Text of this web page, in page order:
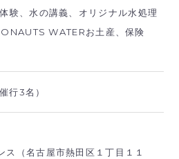
験、水の講義、オリジナル水処理
WATERお土産、保険
行3名）
（名古屋市熱田区１丁目１１